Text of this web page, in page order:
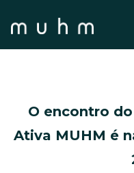
O encontro
Ativa MUHM é